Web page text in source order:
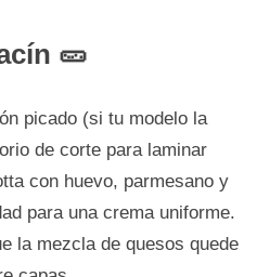
🥒
picado (si tu modelo la
de corte para laminar
con huevo, parmesano y
para una crema uniforme.
la mezcla de quesos quede